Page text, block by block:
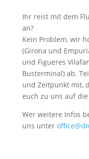
Ihr reist mit dem
an?
Kein Problem, wir
(Girona und
und Figueres
Busterminal) ab.
und Zeitpunkt mit,
euch zu uns auf
Wer weitere Infos
uns unter